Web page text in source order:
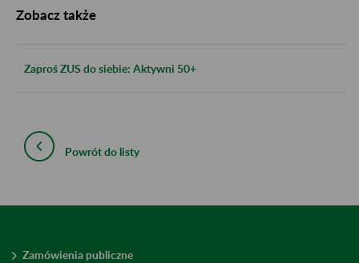
Zobacz także
Zaproś ZUS do siebie: Aktywni 50+
Powrót do listy
Zamówienia publiczne